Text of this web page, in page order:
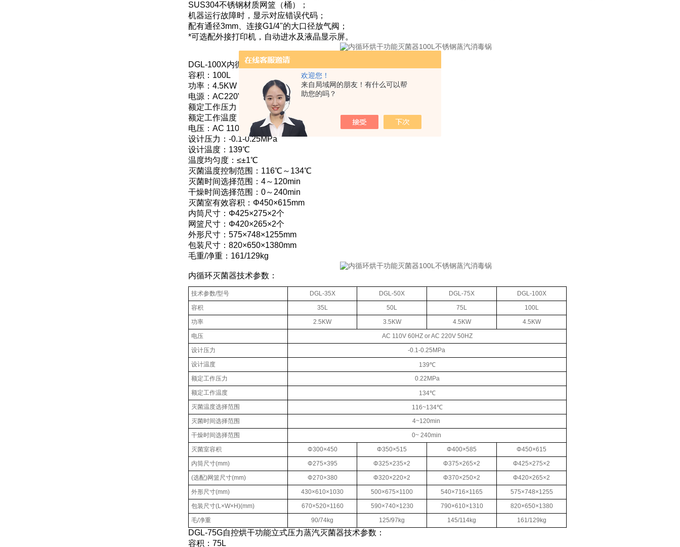
欢迎您！
来自局域网的朋友！有什么可以帮
助您的吗？
SUS304不锈钢材质网篮（桶）；
机器运行故障时，显示对应错误代码；
配有通径3mm、连接G1/4"的大口径放气阀；
*可选配外接打印机，自动进水及液晶显示屏。
DGL-100X内循环干燥压力蒸汽灭菌器技术参数：
容积：100L
功率：4.5KW
电源：AC220V 50Hz
额定工作压力：0.22MPa
额定工作温度：134℃
电压：AC 110V 60HZ or AC 220V 50HZ
设计压力：-0.1-0.25MPa
设计温度：139℃
温度均匀度：≤±1℃
灭菌温度控制范围：116℃～134℃
灭菌时间选择范围：4～120min
干燥时间选择范围：0～240min
灭菌室有效容积：Φ450×615mm
内筒尺寸：Φ425×275×2个
网篮尺寸：Φ420×265×2个
外形尺寸：575×748×1255mm
包装尺寸：820×650×1380mm
毛重/净重：161/129kg
内循环灭菌器技术参数：
技术参数/型号 DGL-35X DGL-50X DGL-75X
DGL-100X
容积
35L 50L 75L
100L
功率
2.5KW 3.5KW 4.5KW
4.5KW
电压
AC 110V 60HZ or AC 220V 50HZ
设计压力
-0.1-0.25MPa
设计温度
139℃
额定工作压力
0.22MPa
额定工作温度
134℃
灭菌温度选择范围
116~134℃
灭菌时间选择范围
4~120min
干燥时间选择范围
0~ 240min
灭菌室容积
Φ300×450 Φ350×515 Φ400×585
Φ450×615
内筒尺寸(mm)
Φ275×395 Φ325×235×2 Φ375×265×2
Φ425×275×2
(选配)网篮尺寸(mm)
Φ270×380 Φ320×220×2 Φ370×250×2
Φ420×265×2
外形尺寸(mm)
430×610×1030 500×675×1100 540×716×1165
575×748×1255
包装尺寸(L×W×H)(mm)
670×520×1160 590×740×1230 790×610×1310
820×650×1380
毛/净重
90/74kg 125/97kg 145/114kg 161/129kg
DGL-75G自控烘干功能立式压力蒸汽灭菌器技术参数：
容积：75L